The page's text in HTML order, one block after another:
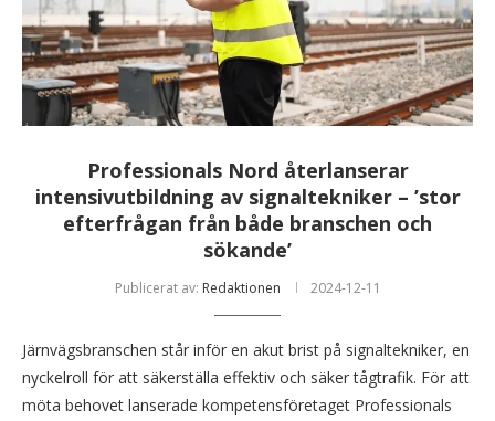
Professionals Nord återlanserar
intensivutbildning av signaltekniker – ’stor
efterfrågan från både branschen och
sökande’
Publicerat av: Redaktionen 2024-12-11
Järnvägsbranschen står inför en akut brist på signaltekniker, en
nyckelroll för att säkerställa effektiv och säker tågtrafik. För att
möta behovet lanserade kompetensföretaget Professionals